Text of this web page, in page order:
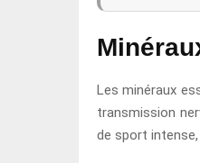
Les minéraux
transmission
de sport